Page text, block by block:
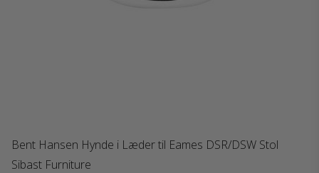
Bent Hansen Hynde i Læder til Eames DSR/DSW Stol
Sibast Furniture